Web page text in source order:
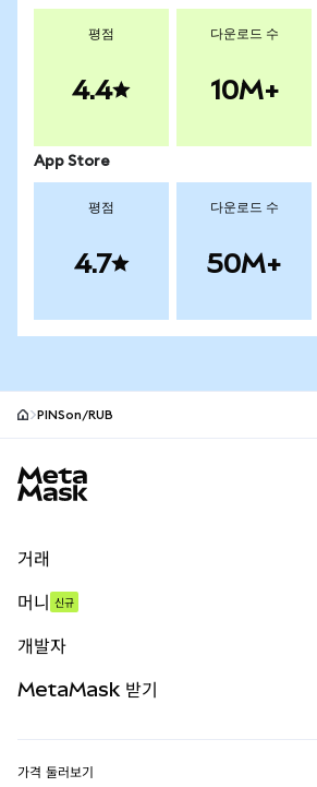
평점
4.4
다운로드 수
10M+
App Store
평점
4.7
다운로드 수
50M+
PINSon/RUB
거래
무기한 선물
실물자산
머니 신규
개발자
MetaMask 받기
가격 둘러보기